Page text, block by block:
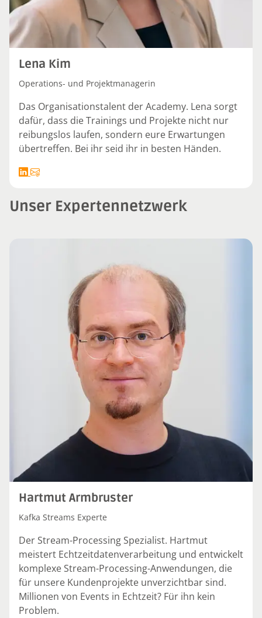
Lena Kim
Operations- und Projektmanagerin
Das Organisationstalent der Academy. Lena sorgt
dafür, dass die Trainings und Projekte nicht nur
reibungslos laufen, sondern eure Erwartungen
übertreffen. Bei ihr seid ihr in besten Händen.
Unser Expertennetzwerk
Hartmut Armbruster
Kafka Streams Experte
Der Stream-Processing Spezialist. Hartmut
meistert Echtzeitdatenverarbeitung und entwickelt
komplexe Stream-Processing-Anwendungen, die
für unsere Kundenprojekte unverzichtbar sind.
Millionen von Events in Echtzeit? Für ihn kein
Problem.